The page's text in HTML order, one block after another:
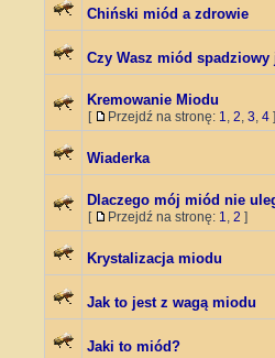
Chiński miód a zdrowie
Czy Wasz miód spadziowy
Kremowanie Miodu
[ Przejdź na stronę: 1, 2, 3, 4 ]
Wiaderka
Dlaczego mój miód nie
[ Przejdź na stronę: 1, 2 ]
Krystalizacja miodu
Jak to jest z wagą miodu
Jaki to miód?